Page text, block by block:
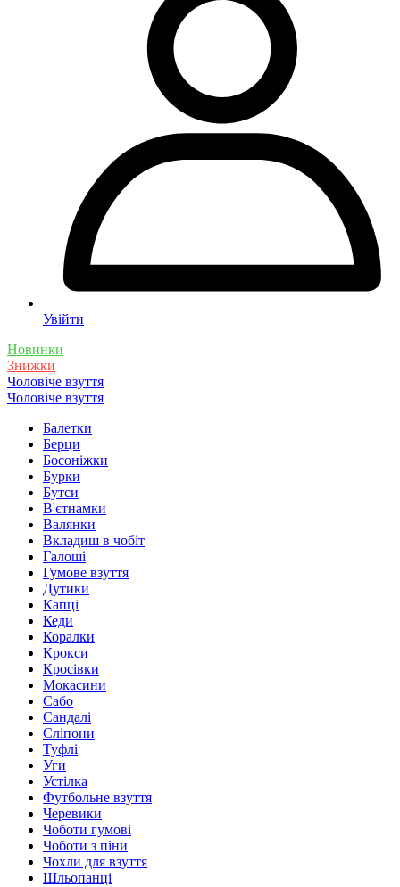
Увійти
Новинки
Знижки
Чоловіче взуття
Чоловіче взуття
Балетки
Берци
Босоніжки
Бурки
Бутси
В'єтнамки
Валянки
Вкладиш в чобіт
Галоші
Гумове взуття
Дутики
Капці
Кеди
Коралки
Крокси
Кросівки
Мокасини
Сабо
Сандалі
Сліпони
Туфлі
Уги
Устілка
Футбольне взуття
Черевики
Чоботи гумові
Чоботи з піни
Чохли для взуття
Шльопанці